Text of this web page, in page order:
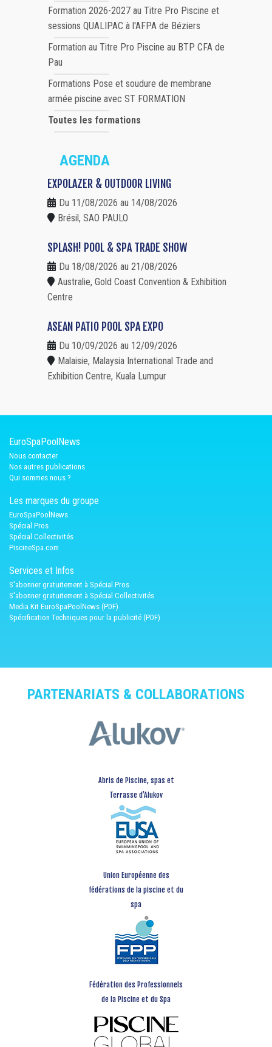
Formation 2026-2027 au Titre Pro Piscine et
sessions QUALIPAC à l'AFPA de Béziers
Formation au Titre Pro Piscine au BTP CFA de
Pau
Formations Pose et soudure de membrane
armée piscine avec ST FORMATION
Toutes les formations
AGENDA
EXPOLAZER & OUTDOOR LIVING
Du 11/08/2026 au 14/08/2026
Brésil, SAO PAULO
SPLASH! POOL & SPA TRADE SHOW
Du 18/08/2026 au 21/08/2026
Australie, Gold Coast Convention & Exhibition
Centre
ASEAN PATIO POOL SPA EXPO
Du 10/09/2026 au 12/09/2026
Malaisie, Malaysia International Trade and
Exhibition Centre, Kuala Lumpur
EuroSpaPoolNews
Nous contacter
Nos autres publications
Qui sommes nous ?
Les marques du groupe
EuroSpaPoolNews
Spécial Pros
Spécial Collectivités
PiscineSpa.com
Services et Infos
S'abonner gratuitement à Spécial Pros
S'abonner gratuitement à Spécial Collectivités
Media Kit EuroSpaPoolNews (PDF)
Spécification Techniques pour la publicité (PDF)
PARTENARIATS & COLLABORATIONS
Abris de Piscine, spas et
Terrasse d’Alukov
Union Européenne des
fédérations de la piscine et du
spa
Fédération des Professionnels
de la Piscine et du Spa